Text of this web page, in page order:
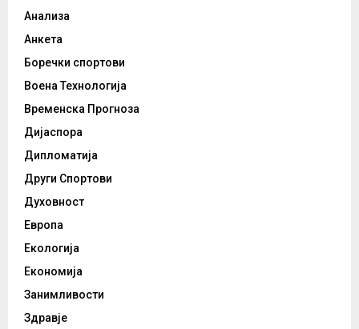
Анализа
Анкета
Боречки спортови
Воена Технологија
Временска Прогноза
Дијаспора
Дипломатија
Други Спортови
Духовност
Европа
Екологија
Економија
Занимливости
Здравје